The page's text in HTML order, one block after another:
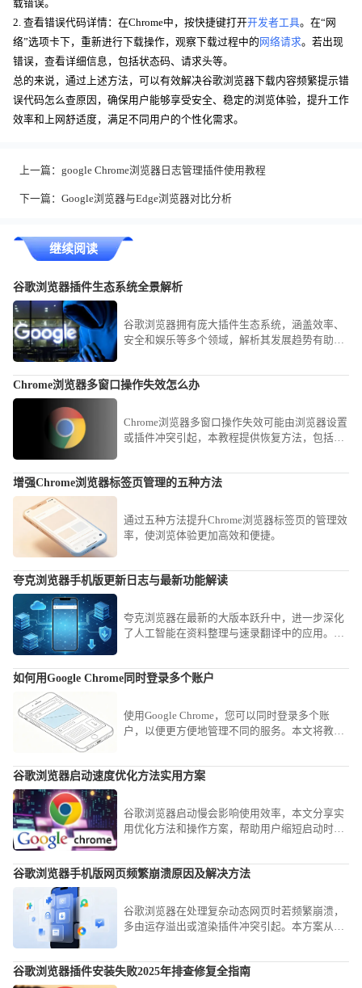
载错误。
2. 查看错误代码详情：在Chrome中，按快捷键打开开发者工具。在“网
络”选项卡下，重新进行下载操作，观察下载过程中的 网络请求。若出现
错误，查看详细信息，包括状态码、请求头等。
总的来说，通过上述方法，可以有效解决谷歌浏览器下载内容频繁提示错
误代码怎么查原因，确保用户能够享受安全、稳定的浏览体验，提升工作
效率和上网舒适度，满足不同用户的个性化需求。
上一篇： google Chrome浏览器日志管理插件使用教程
下一篇： Google浏览器与Edge浏览器对比分析
继续阅读
谷歌浏览器插件生态系统全景解析
谷歌浏览器拥有庞大插件生态系统，涵盖效率、
安全和娱乐等多个领域，解析其发展趋势有助于
Chrome浏览器多窗口操作失效怎么办
Chrome浏览器多窗口操作失效可能由浏览器设置
或插件冲突引起，本教程提供恢复方法，包括调
增强Chrome浏览器标签页管理的五种方法
通过五种方法提升Chrome浏览器标签页的管理效
率，使浏览体验更加高效和便捷。
夸克浏览器手机版更新日志与最新功能解读
夸克浏览器在最新的大版本跃升中，进一步深化
了人工智能在资料整理与速录翻译中的应用。我
带来的效率狂欢。
如何用Google Chrome同时登录多个账户
使用Google Chrome，您可以同时登录多个账
户，以便更方便地管理不同的服务。本文将教您
谷歌浏览器启动速度优化方法实用方案
谷歌浏览器启动慢会影响使用效率，本文分享实
用优化方法和操作方案，帮助用户缩短启动时
谷歌浏览器手机版网页频繁崩溃原因及解决方法
谷歌浏览器在处理复杂动态网页时若频繁崩溃，
多由运存溢出或渲染插件冲突引起。本方案从清
谷歌浏览器插件安装失败2025年排查修复全指南